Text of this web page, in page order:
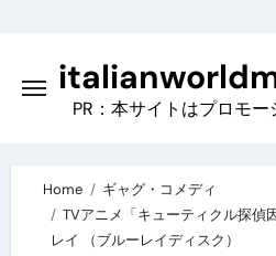
content
PR：本サイトはプロモ
Home
ギャグ・コメディ
TVアニメ「キューティクル探偵
レイ （ブルーレイディスク）